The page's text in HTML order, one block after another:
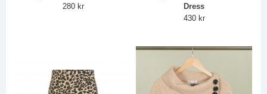
280 kr
Dress
430 kr